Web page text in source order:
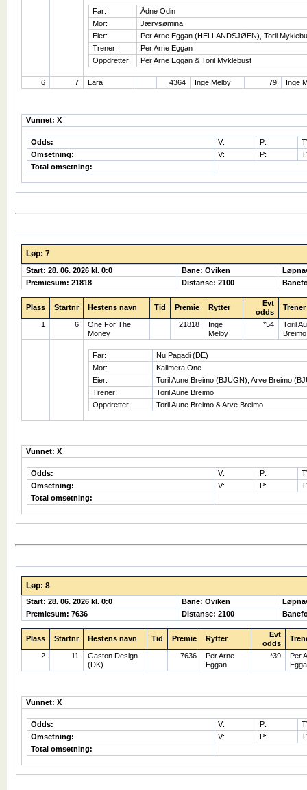
Far:
Ådne Odin
Mor:
Jærvsømina
Eier:
Per Arne Eggan (HELLANDSJØEN), Toril
Trener:
Per Arne Eggan
Oppdretter:
Per Arne Eggan & Toril Myklebust
6 7 Lara 4364 Inge Melby 79 Inge
Vunnet: X
Odds: V: P:
Omsetning:
V: P:
Total omsetning:
Løp: 7
Start: 28. 06. 2026 kl. 0:0 Bane: Oviken
Premiesum: 21818
Distanse: 2100
Plass Startnr Hestens navn Tid Premie Rytter
Evt
odds
Trener
1 6
One For The
Money
21818
Inge
Melby
*54
Toril
Breimo
Far:
Nu Pagadi (DE)
Mor:
Kalimera One
Eier:
Toril Aune Breimo (BJUGN), Arve Breimo
Trener:
Toril Aune Breimo
Oppdretter:
Toril Aune Breimo & Arve Breimo
Vunnet: X
Odds: V: P:
Omsetning:
V: P:
Total omsetning:
Løp: 8
Start: 28. 06. 2026 kl. 0:0 Bane: Oviken
Premiesum: 7636
Distanse: 2100
Plass Startnr Hestens navn Tid Premie Rytter
Evt
odds
2 11
Gaston Design
(DK)
7636
Per Arne
Eggan
*39
Per
Vunnet: X
Odds: V: P:
Omsetning:
V: P:
Total omsetning: